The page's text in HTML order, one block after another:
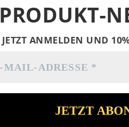
PRODUKT-
JETZT ANMELDEN UND